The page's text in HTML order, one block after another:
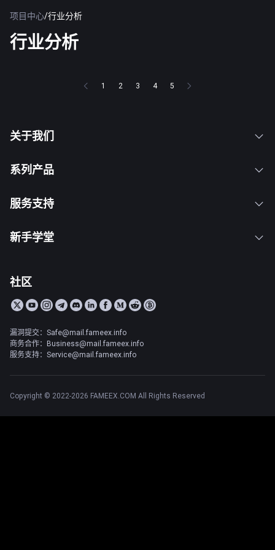
项目中心/行业分析
行业分析
1 2 3 4 5
关于我们
系列产品
服务支持
新手学堂
社区
漏洞提交：Safe@mail.fameex.info
商务合作：Business@mail.fameex.info
服务支持：Service@mail.fameex.info
Copyright © 2022-2026 FAMEEX.COM All Rights Reserved